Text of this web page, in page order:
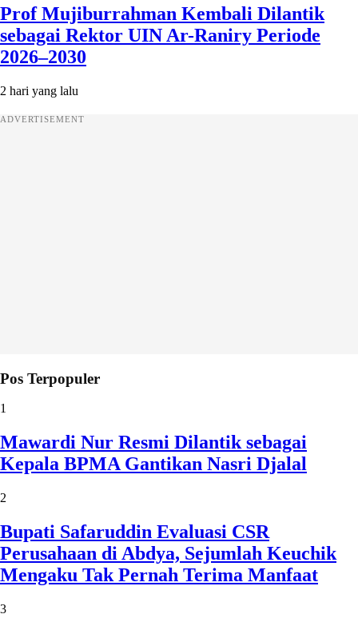
Prof Mujiburrahman Kembali Dilantik
sebagai Rektor UIN Ar-Raniry Periode
2026–2030
2 hari yang lalu
ADVERTISEMENT
Pos Terpopuler
1
Mawardi Nur Resmi Dilantik sebagai
Kepala BPMA Gantikan Nasri Djalal
2
Bupati Safaruddin Evaluasi CSR
Perusahaan di Abdya, Sejumlah Keuchik
Mengaku Tak Pernah Terima Manfaat
3